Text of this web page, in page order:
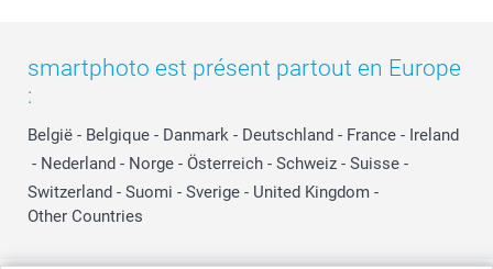
smartphoto est présent partout en Europe
:
België - Belgique - Danmark - Deutschland - France - Ireland
- Nederland - Norge - Österreich - Schweiz - Suisse -
Switzerland - Suomi - Sverige - United Kingdom -
Other Countries